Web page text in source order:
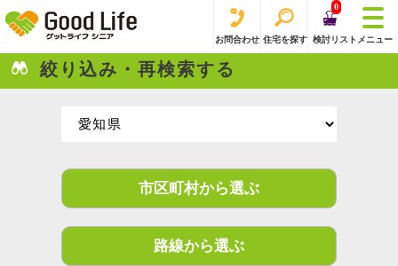
お問合わせ 住宅を探す
0
検討リスト メニュー
絞り込み・再検索する
市区町村から選ぶ
路線から選ぶ